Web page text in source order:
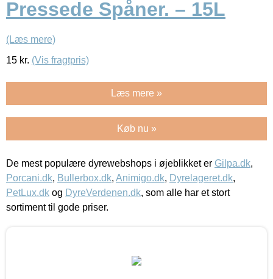
Pressede Spåner. – 15L
(Læs mere)
15 kr. (Vis fragtpris)
Læs mere »
Køb nu »
De mest populære dyrewebshops i øjeblikket er Gilpa.dk,
Porcani.dk, Bullerbox.dk, Animigo.dk, Dyrelageret.dk,
PetLux.dk og DyreVerdenen.dk, som alle har et stort
sortiment til gode priser.